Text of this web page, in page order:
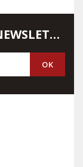
INSCRIVEZ-VOUS À NOTRE NEWSLETTER